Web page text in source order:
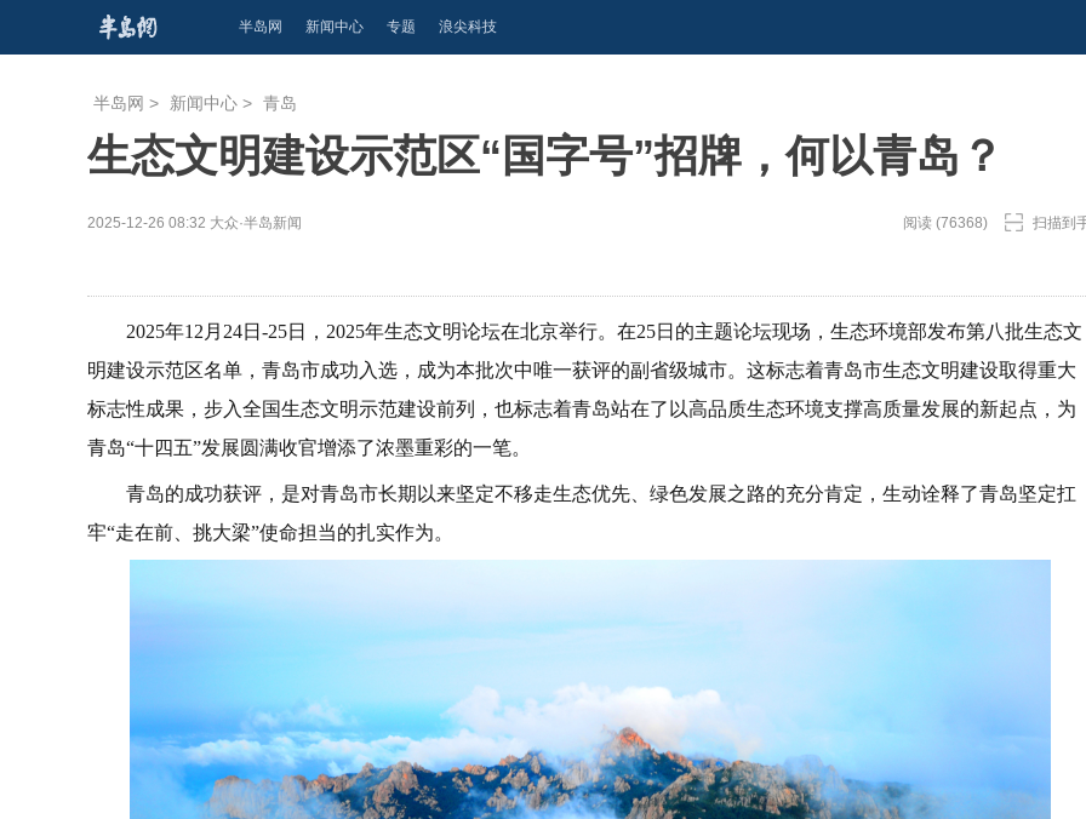
半岛网 新闻中心 专题 浪尖科技
半岛网 > 新闻中心 > 青岛
生态文明建设示范区“国字号”招牌，何以青岛？
2025-12-26 08:32 大众·半岛新闻 阅读 (76368) 扫描到
2025年12月24日-25日，2025年生态文明论坛在北京举行。在25日的主题论坛现场，生态环境部发布第八批生态文
明建设示范区名单，青岛市成功入选，成为本批次中唯一获评的副省级城市。这标志着青岛市生态文明建设取得重大
标志性成果，步入全国生态文明示范建设前列，也标志着青岛站在了以高品质生态环境支撑高质量发展的新起点，为
青岛“十四五”发展圆满收官增添了浓墨重彩的一笔。
青岛的成功获评，是对青岛市长期以来坚定不移走生态优先、绿色发展之路的充分肯定，生动诠释了青岛坚定扛
牢“走在前、挑大梁”使命担当的扎实作为。